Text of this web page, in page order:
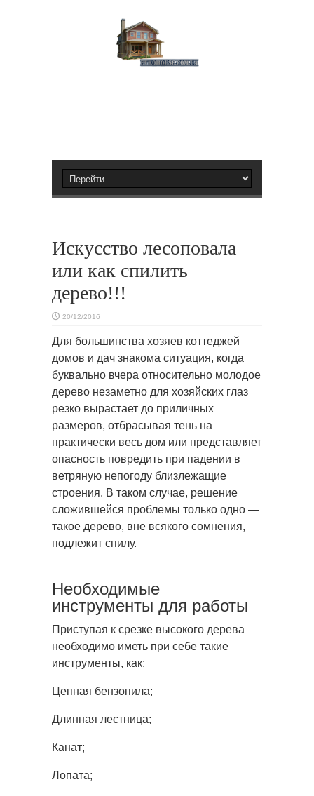
Искусство лесоповала
или как спилить
дерево!!!
20/12/2016
Для большинства хозяев коттеджей
домов и дач знакома ситуация, когда
буквально вчера относительно молодое
дерево незаметно для хозяйских глаз
резко вырастает до приличных
размеров, отбрасывая тень на
практически весь дом или представляет
опасность повредить при падении в
ветряную непогоду близлежащие
строения. В таком случае, решение
сложившейся проблемы только одно —
такое дерево, вне всякого сомнения,
подлежит спилу.
Необходимые
инструменты для работы
Приступая к срезке высокого дерева
необходимо иметь при себе такие
инструменты, как:
Цепная бензопила;
Длинная лестница;
Канат;
Лопата;